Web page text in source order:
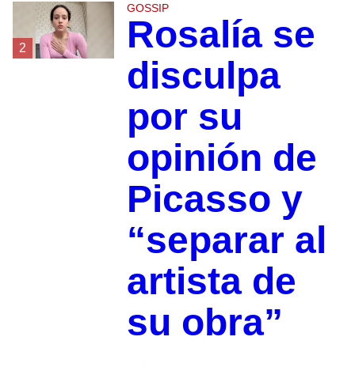
2
GOSSIP
Rosalía se
disculpa
por su
opinión de
Picasso y
“separar al
artista de
su obra”